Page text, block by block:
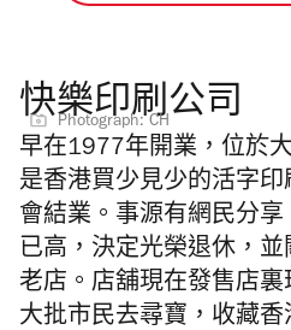
快樂印刷公司
Photograph: CH
早在1977年開業，位於
是香港買少見少的活字
會結業。事源有網民分
已高，決定光榮退休，
老店。店舖現在發售店
大批市民去尋寶，收藏香